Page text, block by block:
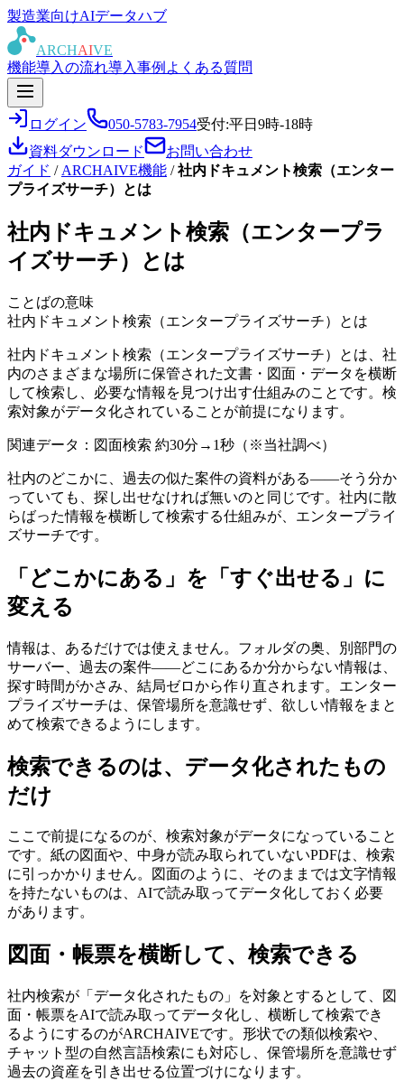
製造業向けAIデータハブ
ARCHAIVE
機能導入の流れ導入事例 よくある質問
ログイン 050-5783-7954受付:平日9時-18時
資料ダウンロード
お問い合わせ
ガイド / ARCHAIVE機能 /社内ドキュメント検索（エンター
プライズサーチ）とは
社内ドキュメント検索（エンタープラ
イズサーチ）とは
ことばの意味
社内ドキュメント検索（エンタープライズサーチ）とは
社内ドキュメント検索（エンタープライズサーチ）とは、社
内のさまざまな場所に保管された文書・図面・データを横断
して検索し、必要な情報を見つけ出す仕組みのことです。検
索対象がデータ化されていることが前提になります。
関連データ：図面検索 約30分→1秒（※当社調べ）
社内のどこかに、過去の似た案件の資料がある——そう分か
っていても、探し出せなければ無いのと同じです。社内に散
らばった情報を横断して検索する仕組みが、エンタープライ
ズサーチです。
「どこかにある」を「すぐ出せる」に
変える
情報は、あるだけでは使えません。フォルダの奥、別部門の
サーバー、過去の案件——どこにあるか分からない情報は、
探す時間がかさみ、結局ゼロから作り直されます。エンター
プライズサーチは、保管場所を意識せず、欲しい情報をまと
めて検索できるようにします。
検索できるのは、データ化されたもの
だけ
ここで前提になるのが、検索対象がデータになっていること
です。紙の図面や、中身が読み取られていないPDFは、検索
に引っかかりません。図面のように、そのままでは文字情報
を持たないものは、AIで読み取ってデータ化しておく必要
があります。
図面・帳票を横断して、検索できる
社内検索が「データ化されたもの」を対象とするとして、図
面・帳票をAIで読み取ってデータ化し、横断して検索でき
るようにするのがARCHAIVEです。形状での類似検索や、
チャット型の自然言語検索にも対応し、保管場所を意識せず
過去の資産を引き出せる位置づけになります。